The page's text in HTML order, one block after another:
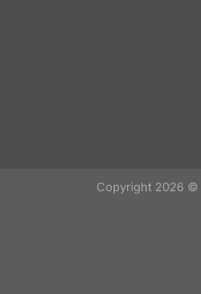
Copyright 2026 ©